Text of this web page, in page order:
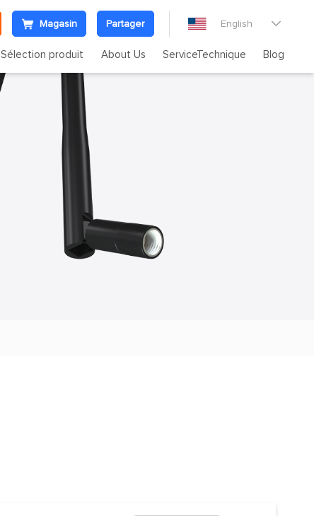
Magasin Partager English 
Sélection produit About Us ServiceTechnique Blog